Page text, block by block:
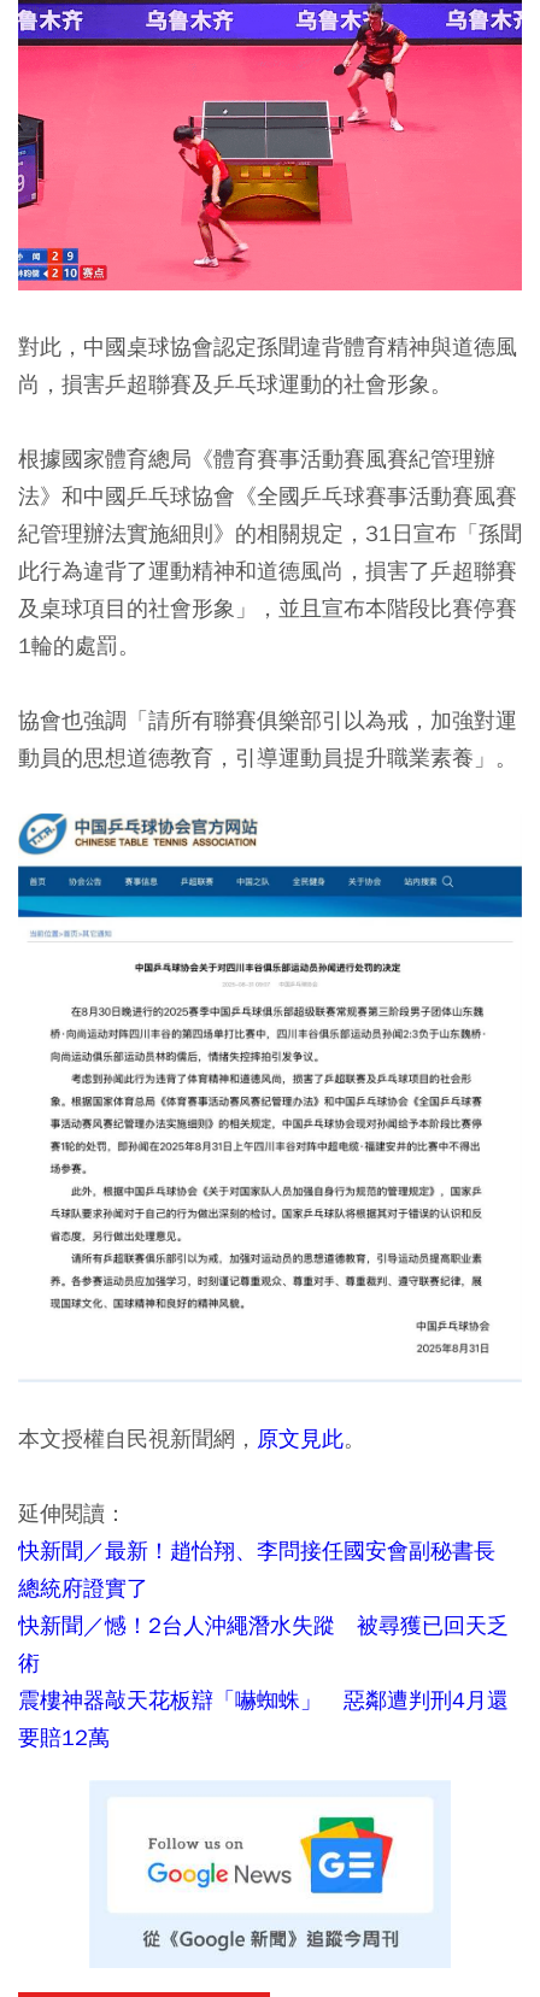
對此，中國桌球協會認定孫聞違背體育精神與道德風
尚，損害乒超聯賽及乒乓球運動的社會形象。
根據國家體育總局《體育賽事活動賽風賽紀管理辦
法》和中國乒乓球協會《全國乒乓球賽事活動賽風賽
紀管理辦法實施細則》的相關規定，31日宣布「孫聞
此行為違背了運動精神和道德風尚，損害了乒超聯賽
及桌球項目的社會形象」，並且宣布本階段比賽停賽
1輪的處罰。
協會也強調「請所有聯賽俱樂部引以為戒，加強對運
動員的思想道德教育，引導運動員提升職業素養」。
本文授權自民視新聞網， 原文見此。
延伸閱讀：
快新聞／最新！趙怡翔、李問接任國安會副秘書長
總統府證實了
快新聞／憾！2台人沖繩潛水失蹤 被尋獲已回天乏
術
震樓神器敲天花板辯「嚇蜘蛛」 惡鄰遭判刑4月還
要賠12萬